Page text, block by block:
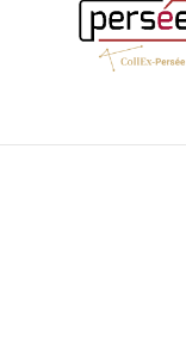
Menu